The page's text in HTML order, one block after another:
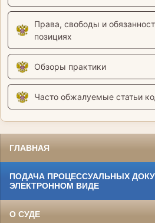
Права, свободы и
позициях
Обзоры практики
Часто обжалуемые статьи
ГЛАВНАЯ
ПОДАЧА ПРОЦЕССУАЛЬНЫХ
ЭЛЕКТРОННОМ ВИДЕ
О СУДЕ